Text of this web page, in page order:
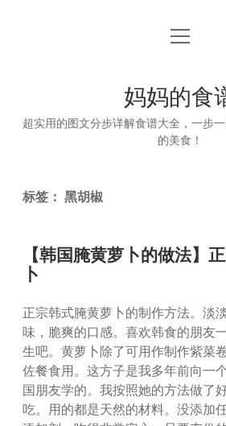
首页
open
妈妈的食
超实用的图文分步详解食谱大全，一步
的美食！
标签： 黑胡椒
【韩国腌黄萝卜的做法】
卜
正宗韩式腌黄萝卜的制作方法。淡
味，脆爽的口感。喜欢韩食的朋友
生吧。黄萝卜除了可用作制作紫菜
佐餐食用。这方子是我多年前向一
国朋友学的。我按照她的方法做了
吃。用的都是天然的材料。没添加